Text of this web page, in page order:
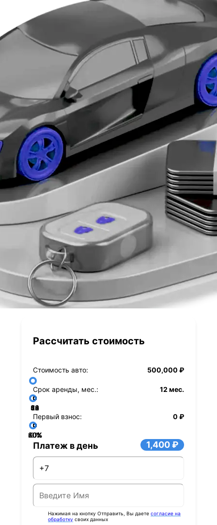
Рассчитать стоимость
Стоимость авто: 500,000 ₽
Срок аренды, мес.: 12 мес.
12
24
36
48
60
72
84
Первый взнос:
0 ₽
0%
20%
40%
60%
80%
Платеж в день 1,400 ₽
Нажимая на кнопку Отправить, Вы даете согласие на
обработку своих данных